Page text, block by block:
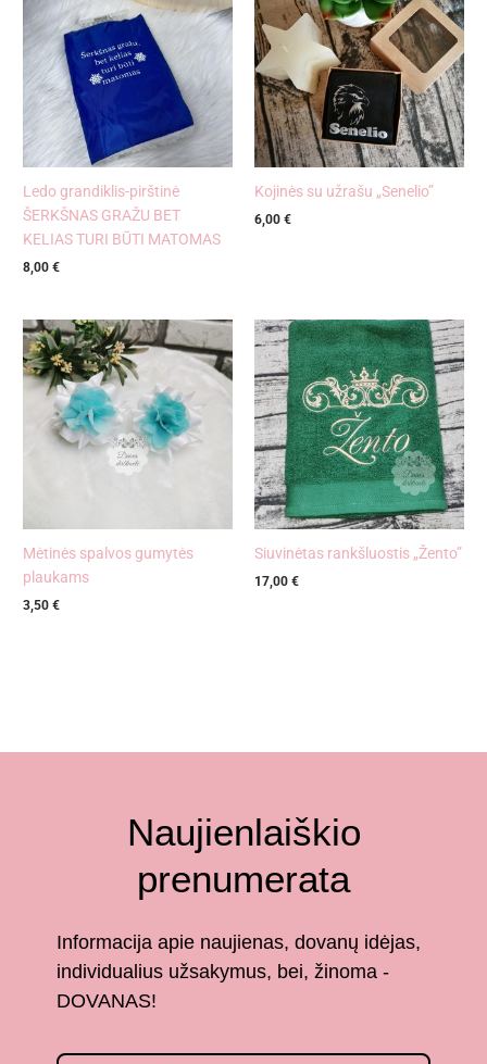
Ledo grandiklis-pirštinė
ŠERKŠNAS GRAŽU BET
KELIAS TURI BŪTI MATOMAS
8,00€
Kojinės su užrašu „Senelio”
6,00 €
Mėtinės spalvos gumytės
plaukams
3,50€
Siuvinėtas rankšluostis „Žento”
17,00 €
Naujienlaiškio
prenumerata
Informacija apie naujienas, dovanų idėjas,
individualius užsakymus, bei, žinoma -
DOVANAS!